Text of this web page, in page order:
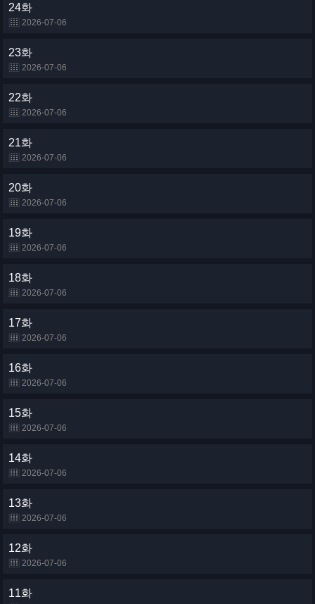
24화
2026-07-06
23화
2026-07-06
22화
2026-07-06
21화
2026-07-06
20화
2026-07-06
19화
2026-07-06
18화
2026-07-06
17화
2026-07-06
16화
2026-07-06
15화
2026-07-06
14화
2026-07-06
13화
2026-07-06
12화
2026-07-06
11화